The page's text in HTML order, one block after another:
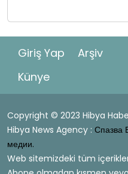
Giriş Yap
Arşiv
Künye
Copyright © 2023 Hibya
Hibya News Agency : Спазва
медии.
Web sitemizdeki tüm